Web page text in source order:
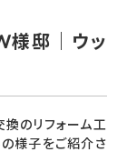
様邸｜ウッ
のリフォーム工
様子をご紹介さ